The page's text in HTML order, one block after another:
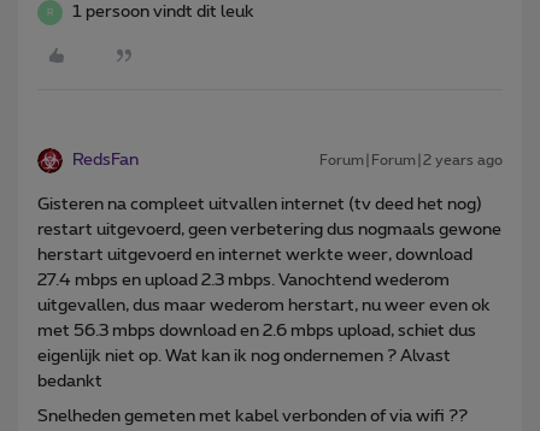
R 1 persoon vindt dit leuk
RedsFan Forum|Forum|2 years ago
Gisteren na compleet uitvallen internet (tv deed het nog)
restart uitgevoerd, geen verbetering dus nogmaals gewone
herstart uitgevoerd en internet werkte weer, download
27.4 mbps en upload 2.3 mbps. Vanochtend wederom
uitgevallen, dus maar wederom herstart, nu weer even ok
met 56.3 mbps download en 2.6 mbps upload, schiet dus
eigenlijk niet op. Wat kan ik nog ondernemen ? Alvast
bedankt
Snelheden gemeten met kabel verbonden of via wifi ??